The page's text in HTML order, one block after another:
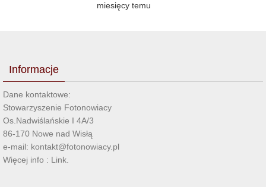
miesięcy temu
Informacje
Dane kontaktowe:
Stowarzyszenie Fotonowiacy
Os.Nadwiślańskie I 4A/3
86-170 Nowe nad Wisłą
e-mail: kontakt@fotonowiacy.pl
Więcej info : Link